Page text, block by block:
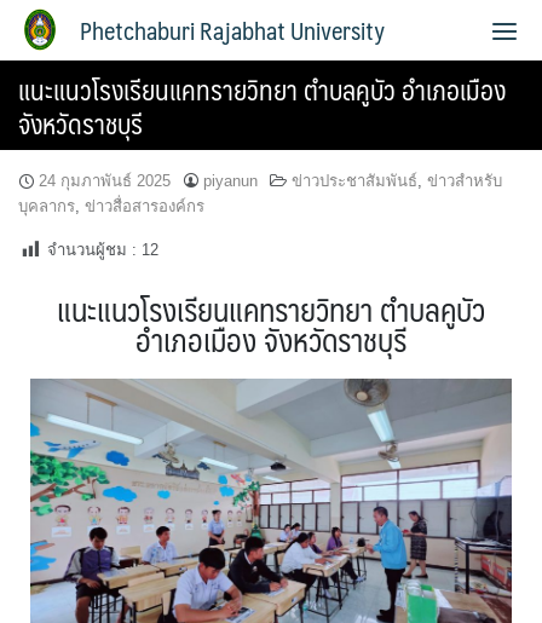
Phetchaburi Rajabhat University
แนะแนวโรงเรียนแคทรายวิทยา ตำบลคูบัว อำเภอเมือง
จังหวัดราชบุรี
24 กุมภาพันธ์ 2025 piyanun ข่าวประชาสัมพันธ์, ข่าวสำหรับ
บุคลากร, ข่าวสื่อสารองค์กร
จำนวนผู้ชม : 12
แนะแนวโรงเรียนแคทรายวิทยา ตำบลคูบัว
อำเภอเมือง จังหวัดราชบุรี